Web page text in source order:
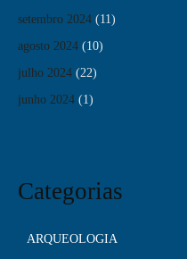
setembro 2024 (11)
agosto 2024 (10)
julho 2024 (22)
junho 2024 (1)
Categorias
ARQUEOLOGIA